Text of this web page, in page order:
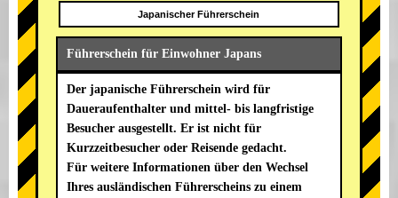
Japanischer Führerschein
Führerschein für Einwohner Japans
Der japanische Führerschein wird für
Daueraufenthalter und mittel- bis langfristige
Besucher ausgestellt. Er ist nicht für
Kurzzeitbesucher oder Reisende gedacht.
Für weitere Informationen über den Wechsel
Ihres ausländischen Führerscheins zu einem